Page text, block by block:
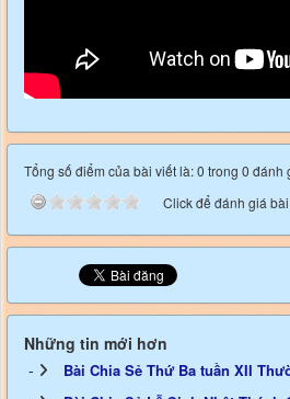
Tổng số điểm của bài viết là: 0 trong 0 đánh
Click để đánh giá
Những tin mới hơn
Bài Chia Sẻ Thứ Ba tuần XII